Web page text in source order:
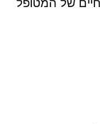
של המטופל